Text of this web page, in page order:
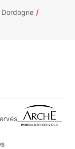
Dordogne